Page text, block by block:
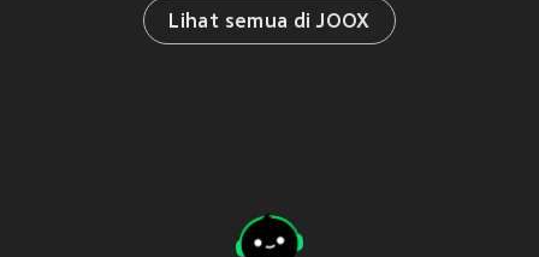
Lihat semua di JOOX